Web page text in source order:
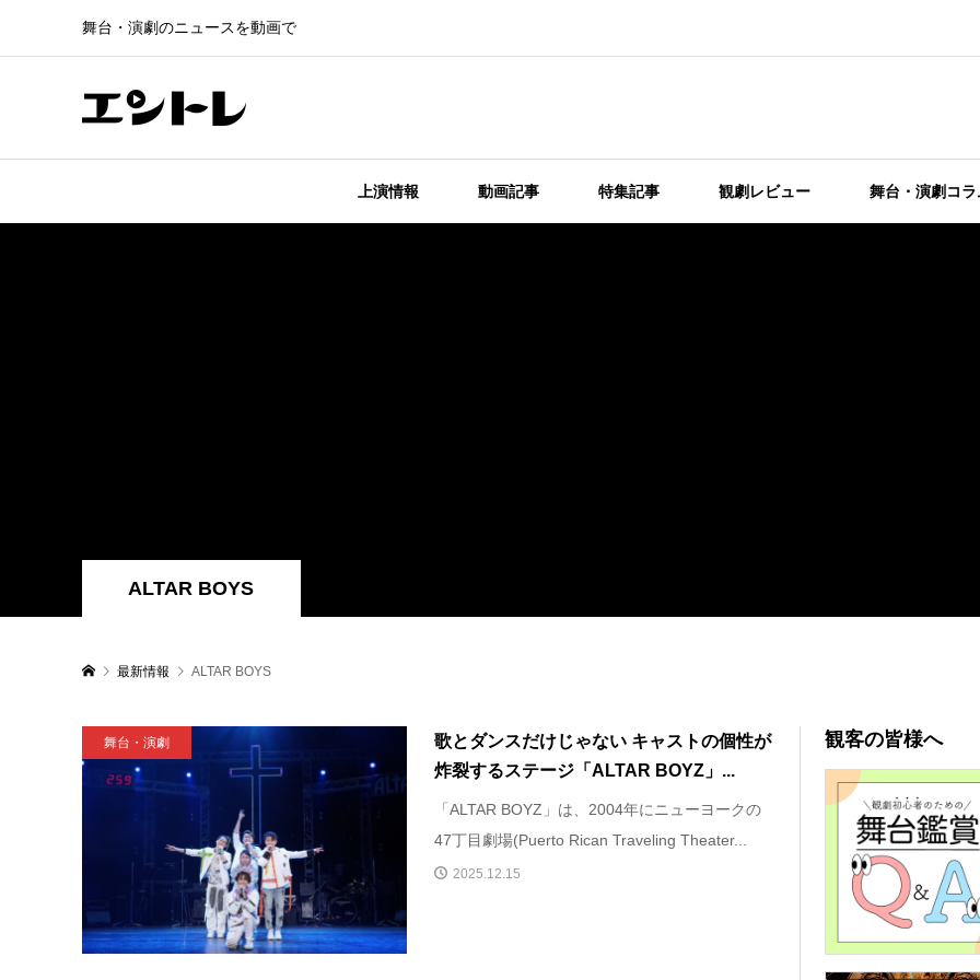
舞台・演劇のニュースを動画で
上演情報 動画記事 特集記事 観劇レビュー 舞台・演劇コラ
ALTAR BOYS
最新情報 ALTAR BOYS
舞台・演劇
歌とダンスだけじゃない キャストの個性が
炸裂するステージ「ALTAR BOYZ」...
「ALTAR BOYZ」は、2004年にニューヨークの
47丁目劇場(Puerto Rican Traveling Theater...
2025.12.15
観客の皆様へ